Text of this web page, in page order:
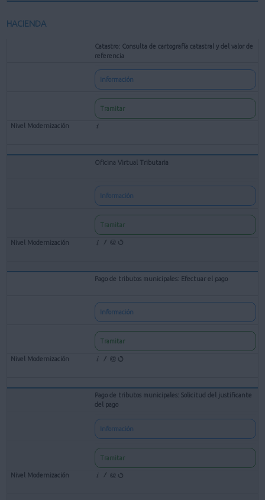
HACIENDA
Catastro: Consulta de cartografía catastral y del valor de
referencia
Información
Tramitar
Oficina Virtual Tributaria
Información
Tramitar
Pago de tributos municipales: Efectuar el pago
Información
Tramitar
Pago de tributos municipales: Solicitud del justificante
del pago
Información
Tramitar